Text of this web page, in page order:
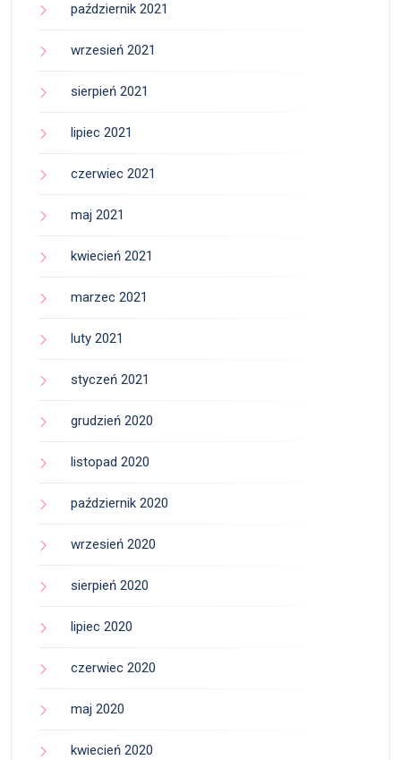
październik 2021
wrzesień 2021
sierpień 2021
lipiec 2021
czerwiec 2021
maj 2021
kwiecień 2021
marzec 2021
luty 2021
styczeń 2021
grudzień 2020
listopad 2020
październik 2020
wrzesień 2020
sierpień 2020
lipiec 2020
czerwiec 2020
maj 2020
kwiecień 2020